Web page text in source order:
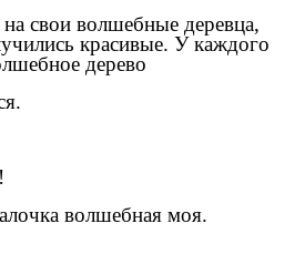
свои волшебные деревца,
красивые. У каждого
дерево
волшебная моя.